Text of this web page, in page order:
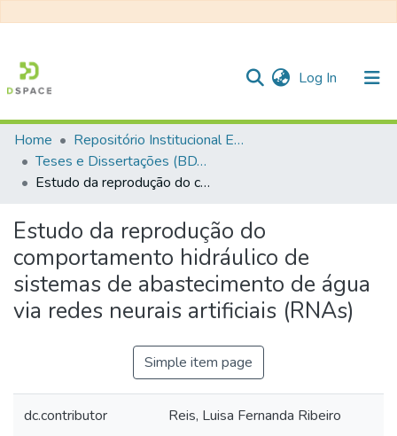
Log In (current)
Communities & Collections
All of DSpace
Statistics
Home
Repositório Institucional EESC
Teses e Dissertações (BDTD USP)
Estudo da reprodução do comportamento hidráulico de sistemas de abastecimento de água via redes neurais artificiais (RNAs)
Estudo da reprodução do
comportamento hidráulico de
sistemas de abastecimento de água
via redes neurais artificiais (RNAs)
Simple item page
dc.contributor Reis, Luisa Fernanda Ribeiro